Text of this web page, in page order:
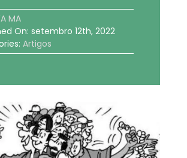
BARREIRAS
MA
On: setembro 12th, 2022
Artigos